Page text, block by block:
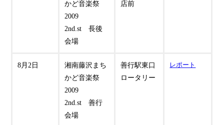
かど音楽祭
2009
2nd.st 長後
会場
店前
8月2日
湘南藤沢まち
かど音楽祭
2009
2nd.st 善行
会場
善行駅東口
ロータリー
レポート